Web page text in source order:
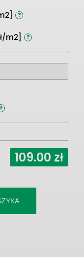
?
m2] ?
?
109.00 zł